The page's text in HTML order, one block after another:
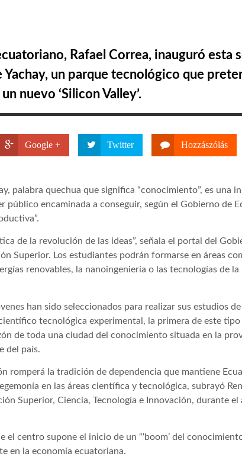
Rafael Correa, inauguró esta
Yachay, un parque tecnológico que
nuevo ‘Silicon Valley’.
Google + Twitter Hozzászólás
palabra quechua que significa “conocimiento”, es una
público encaminada a conseguir, según el Gobierno de
de la revolución de las ideas”, señala el portal del
Superior. Los estudiantes podrán formarse en áreas
renovables, la nanoingeniería o las tecnologías de
han sido seleccionados para realizar sus estudios
tecnológica experimental, la primera de este tipo
de toda una ciudad del conocimiento situada en la
del país.
romperá la tradición de dependencia que mantiene
en las áreas científica y tecnológica, subrayó
Superior, Ciencia, Tecnología e Innovación, durante el
el centro supone el inicio de un “‘boom’ del
en la economía ecuatoriana.